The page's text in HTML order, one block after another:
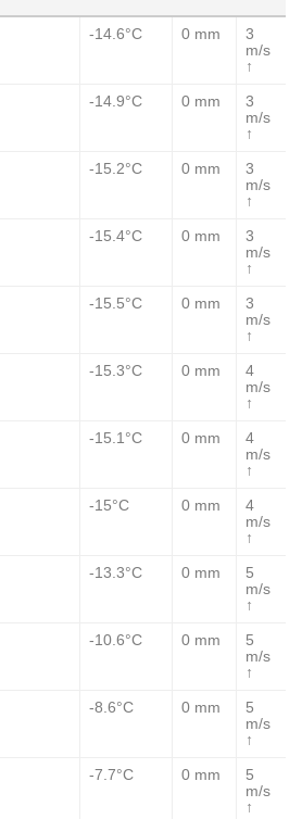
-14.6°C 0 mm
3
m/s
↑
-14.9°C 0 mm
3
m/s
↑
-15.2°C 0 mm
3
m/s
↑
-15.4°C 0 mm
3
m/s
↑
-15.5°C 0 mm
3
m/s
↑
-15.3°C 0 mm
4
m/s
↑
-15.1°C 0 mm
4
m/s
↑
-15°C 0 mm
4
m/s
↑
-13.3°C 0 mm
5
m/s
↑
-10.6°C 0 mm
5
m/s
↑
-8.6°C 0 mm
5
m/s
↑
-7.7°C 0 mm
5
m/s
↑